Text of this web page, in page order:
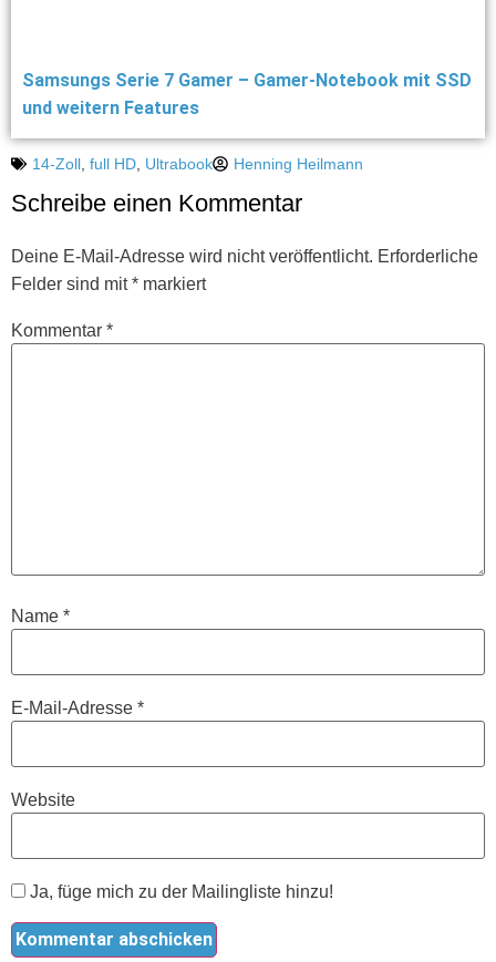
Samsungs Serie 7 Gamer – Gamer-Notebook mit SSD
und weitern Features
14-Zoll full HD Ultrabook Henning Heilmann
Schreibe einen Kommentar
Deine E-Mail-Adresse wird nicht veröffentlicht. Erforderliche
Felder sind mit* markiert
Kommentar *
Name *
E-Mail-Adresse *
Website
Ja, füge mich zu der Mailingliste hinzu!